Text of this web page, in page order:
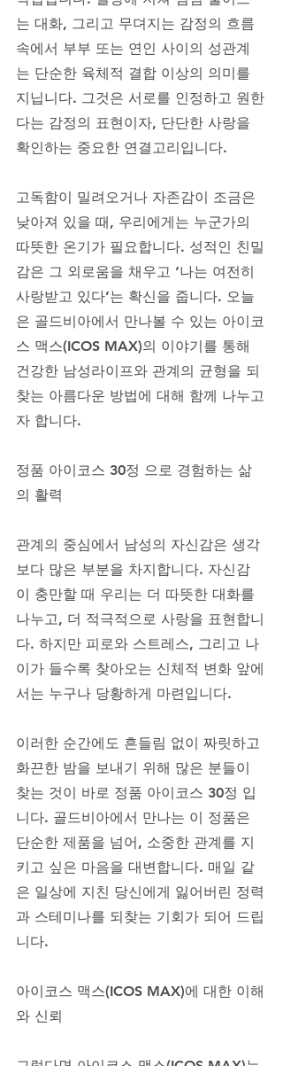
는 대화, 그리고 무뎌지는 감정의 흐름
속에서 부부 또는 연인 사이의 성관계
는 단순한 육체적 결합 이상의 의미를
지닙니다. 그것은 서로를 인정하고 원한
다는 감정의 표현이자, 단단한 사랑을
확인하는 중요한 연결고리입니다.
고독함이 밀려오거나 자존감이 조금은
낮아져 있을 때, 우리에게는 누군가의
따뜻한 온기가 필요합니다. 성적인 친밀
감은 그 외로움을 채우고 ‘나는 여전히
사랑받고 있다’는 확신을 줍니다. 오늘
은 골드비아에서 만나볼 수 있는 아이코
스 맥스(ICOS MAX)의 이야기를 통해
건강한 남성라이프와 관계의 균형을 되
찾는 아름다운 방법에 대해 함께 나누고
자 합니다.
정품 아이코스 30정 으로 경험하는 삶
의 활력
관계의 중심에서 남성의 자신감은 생각
보다 많은 부분을 차지합니다. 자신감
이 충만할 때 우리는 더 따뜻한 대화를
나누고, 더 적극적으로 사랑을 표현합니
다. 하지만 피로와 스트레스, 그리고 나
이가 들수록 찾아오는 신체적 변화 앞에
서는 누구나 당황하게 마련입니다.
이러한 순간에도 흔들림 없이 짜릿하고
화끈한 밤을 보내기 위해 많은 분들이
찾는 것이 바로 정품 아이코스 30정 입
니다. 골드비아에서 만나는 이 정품은
단순한 제품을 넘어, 소중한 관계를 지
키고 싶은 마음을 대변합니다. 매일 같
은 일상에 지친 당신에게 잃어버린 정력
과 스테미나를 되찾는 기회가 되어 드립
니다.
아이코스 맥스(ICOS MAX)에 대한 이해
와 신뢰